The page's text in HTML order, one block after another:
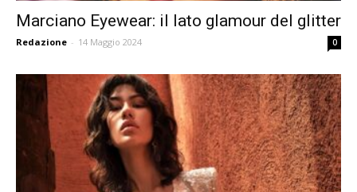
Marciano Eyewear: il lato glamour del glitter
Redazione - 14 Maggio 2024 0